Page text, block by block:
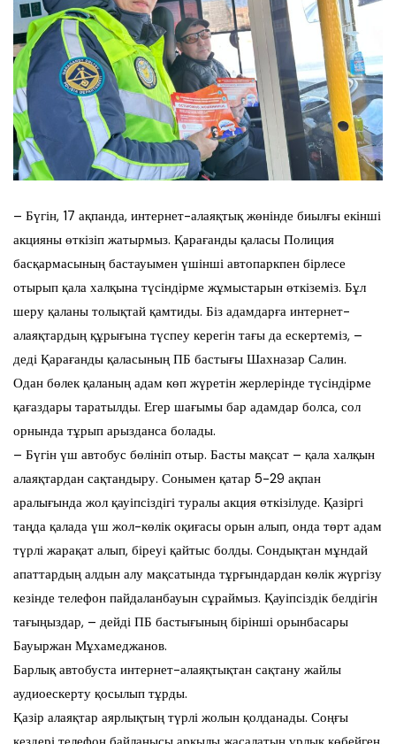
– Бүгін, 17 ақпанда, интернет-алаяқтық жөнінде биылғы екінші
акцияны өткізіп жатырмыз. Қарағанды қаласы Полиция
басқармасының бастауымен үшінші автопаркпен бірлесе
отырып қала халқына түсіндірме жұмыстарын өткіземіз. Бұл
шеру қаланы толықтай қамтиды. Біз адамдарға интернет-
алаяқтардың құрығына түспеу керегін тағы да ескертеміз, –
деді Қарағанды қаласының ПБ бастығы Шахназар Салин.
Одан бөлек қаланың адам көп жүретін жерлерінде түсіндірме
қағаздары таратылды. Егер шағымы бар адамдар болса, сол
орнында тұрып арызданса болады.
– Бүгін үш автобус бөлініп отыр. Басты мақсат – қала халқын
алаяқтардан сақтандыру. Сонымен қатар 5-29 ақпан
аралығында жол қауіпсіздігі туралы акция өткізілуде. Қазіргі
таңда қалада үш жол-көлік оқиғасы орын алып, онда төрт адам
түрлі жарақат алып, біреуі қайтыс болды. Сондықтан мұндай
апаттардың алдын алу мақсатында тұрғындардан көлік жүргізу
кезінде телефон пайдаланбауын сұраймыз. Қауіпсіздік белдігін
тағыңыздар, – дейді ПБ бастығының бірінші орынбасары
Бауыржан Мұхамеджанов.
Барлық автобуста интернет-алаяқтықтан сақтану жайлы
аудиоескерту қосылып тұрды.
Қазір алаяқтар аярлықтың түрлі жолын қолданады. Соңғы